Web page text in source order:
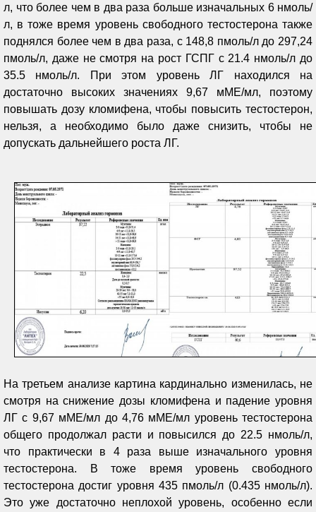
л, что более чем в два раза больше изначальных 6 нмоль/
л, в тоже время уровень свободного тестостерона также
поднялся более чем в два раза, с 148,8 пмоль/л до 297,24
пмоль/л, даже не смотря на рост ГСПГ с 21.4 нмоль/л до
35.5 нмоль/л. При этом уровень ЛГ находился на
достаточно высоких значениях 9,67 мМЕ/мл, поэтому
повышать дозу кломифена, чтобы повысить тестостерон,
нельзя, а необходимо было даже снизить, чтобы не
допускать дальнейшего роста ЛГ.
На третьем анализе картина кардинально изменилась, не
смотря на снижение дозы кломифена и падение уровня
ЛГ с 9,67 мМЕ/мл до 4,76 мМЕ/мл уровень тестостерона
общего продолжал расти и повысился до 22.5 нмоль/л,
что практически в 4 раза выше изначального уровня
тестостерона. В тоже время уровень свободного
тестостерона достиг уровня 435 пмоль/л (0.435 нмоль/л).
Это уже достаточно неплохой уровень, особенно если